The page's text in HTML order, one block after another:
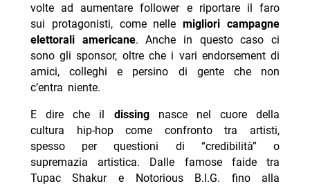
volte ad aumentare follower e riportare il faro
sui protagonisti, come nellemigliori campagne
elettorali americane. Anche in questo caso ci
sono gli sponsor, oltre che i vari endorsement di
amici, colleghi e persino di gente che non
c’entra niente.
E dire che il dissingnasce nel cuore della
cultura hip-hop come confronto tra artisti,
spesso per questioni di “credibilità” o
supremazia artistica. Dalle famose faide tra
Tupac Shakur e Notorious B.I.G. fino alla